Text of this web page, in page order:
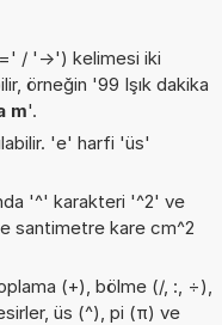
/ '->') kelimesi iki
örneğin '99 Işık dakika
m'.
'e' harfi 'üs'
'^' karakteri '^2' ve
santimetre kare cm^2
(+), bölme (/, :, ÷),
üs (^), pi (π) ve